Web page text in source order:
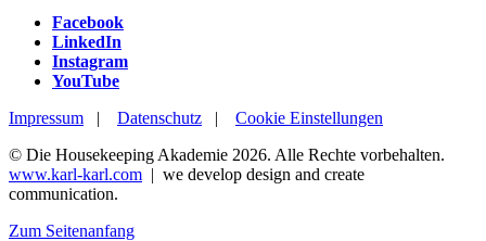
FacebookFacebook
LinkedIn
InstagramInstagram
YouTubeYouTube
Impressum | Datenschutz | Cookie Einstellungen
© Die Housekeeping Akademie 2026. Alle Rechte vorbehalten.
www.karl-karl.com | we develop design and create
communication.
Zum Seitenanfang